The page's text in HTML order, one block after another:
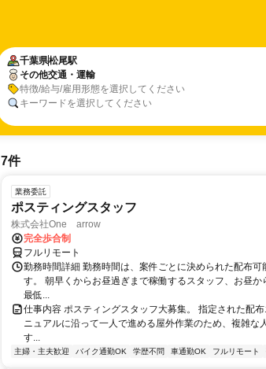
千葉県松尾駅
その他交通・運輸
特徴/給与/雇用形態を選択してください
キーワードを選択してください
7件
業務委託
ポスティングスタッフ
株式会社One arrow
完全歩合制
フルリモート
勤務時間詳細 勤務時間は、案件ごとに決められた配布
す。 朝早くからお昼過ぎまで稼働するスタッフ、お昼
最低...
仕事内容 ポスティングスタッフ大募集。 指定された配
ニュアルに沿って一人で進める屋外作業のため、複雑な
す...
主婦・主夫歓迎 バイク通勤OK 学歴不問 車通勤OK フルリモート